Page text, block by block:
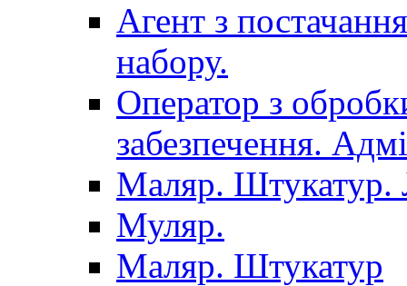
Агент з
набору.
Оператор з
забезпечення.
Маляр. Штукатур.
Муляр.
Маляр. Штукатур